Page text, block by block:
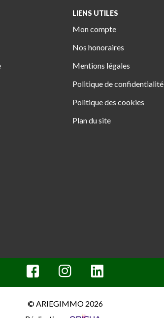
LIENS UTILES
Mon compte
Nos honoraires
Mentions légales
Politique de confidentialité
Politique des cookies
Plan du site
© ARIEGIMMO 2026